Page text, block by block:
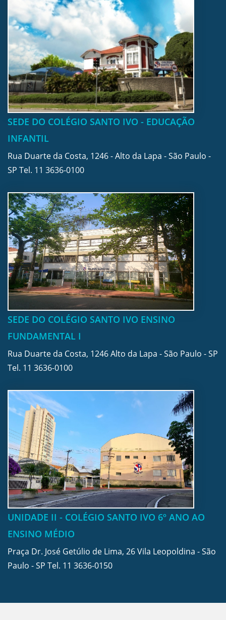
SEDE DO COLÉGIO SANTO IVO - EDUCAÇÃO
INFANTIL
Rua Duarte da Costa, 1246 - Alto da Lapa - São Paulo -
SP Tel. 11 3636-0100
SEDE DO COLÉGIO SANTO IVO ENSINO
FUNDAMENTAL I
Rua Duarte da Costa, 1246 Alto da Lapa - São Paulo - SP
Tel. 11 3636-0100
UNIDADE II - COLÉGIO SANTO IVO 6º ANO AO
ENSINO MÉDIO
Praça Dr. José Getúlio de Lima, 26 Vila Leopoldina - São
Paulo - SP Tel. 11 3636-0150